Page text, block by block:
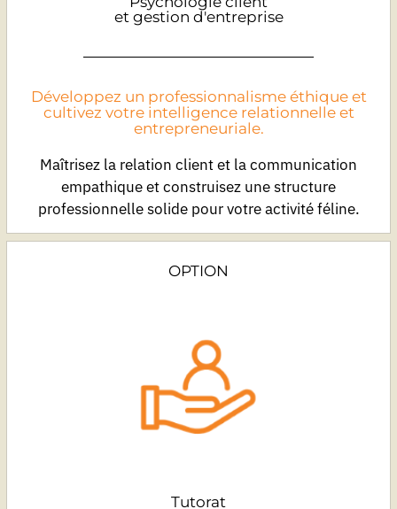
et gestion d'entreprise
Développez un professionnalisme éthique et
cultivez votre intelligence relationnelle et
entrepreneuriale.
Maîtrisez la relation client et la communication
empathique et construisez une structure
professionnelle solide pour votre activité féline.
OPTION
Tutorat